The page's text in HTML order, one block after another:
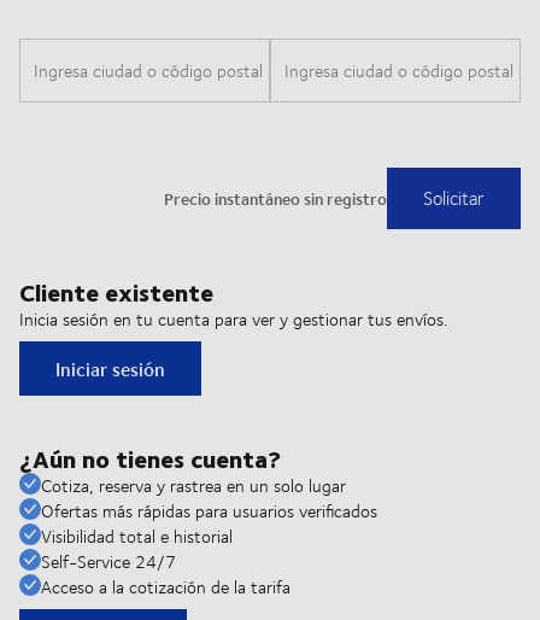
Cliente existente
Inicia sesión en tu cuenta para ver y gestionar tus envíos.
Iniciar sesión
¿Aún no tienes cuenta?
Cotiza, reserva y rastrea en un solo lugar
Ofertas más rápidas para usuarios verificados
Visibilidad total e historial
Self-Service 24/7
Acceso a la cotización de la tarifa